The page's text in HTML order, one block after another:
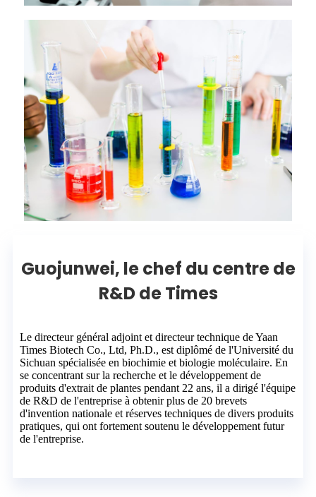
Guojunwei, le chef du centre de
R&D de Times
Le directeur général adjoint et directeur technique de Yaan
Times Biotech Co., Ltd, Ph.D., est diplômé de l'Université du
Sichuan spécialisée en biochimie et biologie moléculaire. En
se concentrant sur la recherche et le développement de
produits d'extrait de plantes pendant 22 ans, il a dirigé l'équipe
de R&D de l'entreprise à obtenir plus de 20 brevets
d'invention nationale et réserves techniques de divers produits
pratiques, qui ont fortement soutenu le développement futur
de l'entreprise.